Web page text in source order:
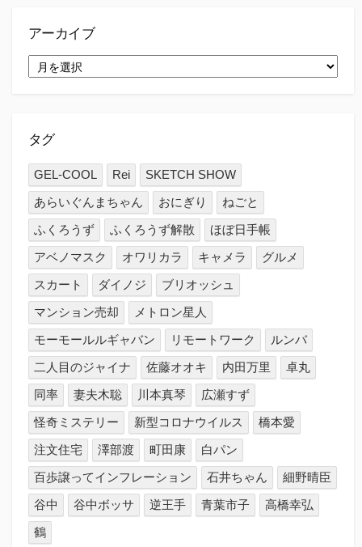
アーカイブ
ー
タグ
GEL-COOL Rei
SKETCH SHOW
あらいぐんまちゃん
おにぎり
ねごと
ふくろうず
ふくろうず解散
ほぼ日手帳
アベノマスク
オワリカラ キャメラ
グルメ
スカート
ダイノジ
ブリオッシュ
マンション売却
メトロン星人
モーモールルギャバン
リモートワーク
ルンバ
二人目のジャイナ
佐藤オオキ 内田万里
卓丸
同率
妻夫木聡 川本真琴
広瀬すず
怪奇ミステリー
新型コロナウイルス
橋本愛
注文住宅
澤部渡 町田康
白パン
百歩譲ってインフレーション
石井ちゃん
細野晴臣
谷中
谷中ボッサ 逆王手 青葉市子
高橋幸弘
鶴